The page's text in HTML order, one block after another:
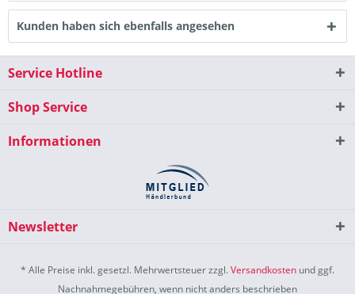
Kunden haben sich ebenfalls angesehen
Service Hotline
Shop Service
Informationen
Newsletter
* Alle Preise inkl. gesetzl. Mehrwertsteuer zzgl.Versandkosten und ggf.
Nachnahmegebühren, wenn nicht anders beschrieben